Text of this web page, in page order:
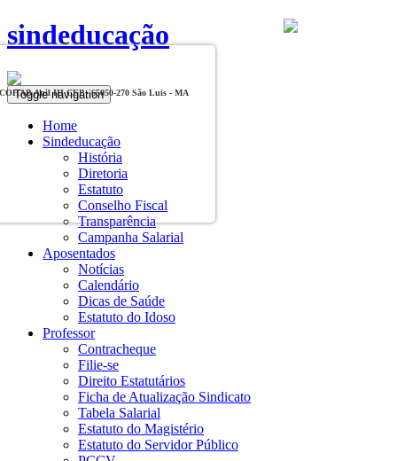
sindeducação
Toggle navigation
Home
Sindeducação
História
Diretoria
Estatuto
Conselho Fiscal
Transparência
Campanha Salarial
Aposentados
Notícias
Calendário
Dicas de Saúde
Estatuto do Idoso
Professor
Contracheque
Filie-se
Direito Estatutários
Ficha de Atualização Sindicato
Tabela Salarial
Estatuto do Magistério
Estatuto do Servidor Público
COHAB Anil III CEP - 65050-270 São Luis - MA